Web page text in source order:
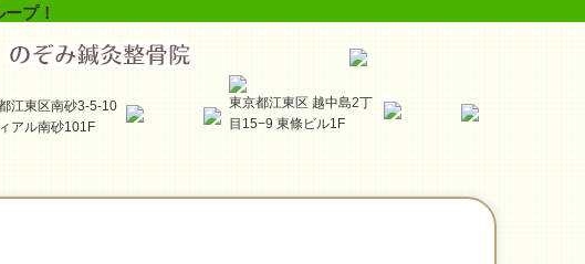
プ！
江東区南砂3-5-10
アル南砂101F
東京都江東区 越中島2丁
目15−9 東條ビル1F